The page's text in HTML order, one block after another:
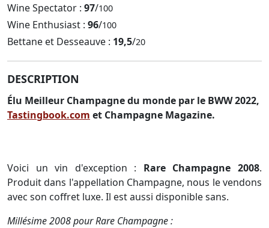
Wine Spectator : 97/100
Wine Enthusiast : 96/100
Bettane et Desseauve : 19,5/20
DESCRIPTION
Élu Meilleur Champagne du monde par le BWW 2022,
Tastingbook.com et Champagne Magazine.
Voici un vin d'exception : Rare Champagne 2008.
Produit dans l'appellation Champagne, nous le vendons
avec son coffret luxe. Il est aussi disponible sans.
Millésime 2008 pour Rare Champagne :